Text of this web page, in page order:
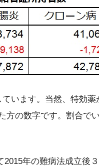
います。当然、特効薬
方の数字です。割合で
年の難病法成立後